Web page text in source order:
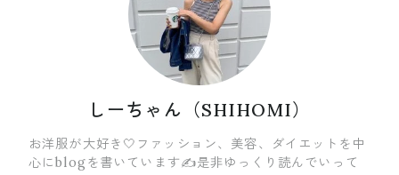
しーちゃん（SHIHOMI）
お洋服が大好き🤍ファッション、美容、ダイエットを中
心にblogを書いています✍️是非ゆっくり読んでいって